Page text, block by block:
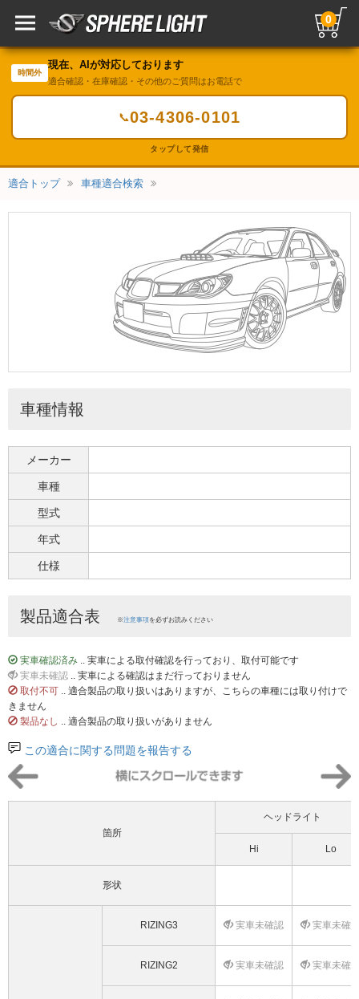
0
時間外
現在、AIが対応しております
適合確認・在庫確認・その他のご質問はお電話で
📞03-4306-0101
タップして発信
適合トップ 車種適合検索
車種情報
メーカー
車種
型式
年式
仕様
製品適合表 ※注意事項を必ずお読みください
実車確認済み .. 実車による取付確認を行っており、取付可能です
実車未確認 .. 実車による確認はまだ行っておりません
取付不可 .. 適合製品の取り扱いはありますが、こちらの車種には取り付けで
きません
製品なし .. 適合製品の取り扱いがありません
この適合に関する問題を報告する
箇所
ヘッドライト
Hi Lo
形状
RIZING3 実車未確認 実車未確
RIZING2 実車未確認 実車未確